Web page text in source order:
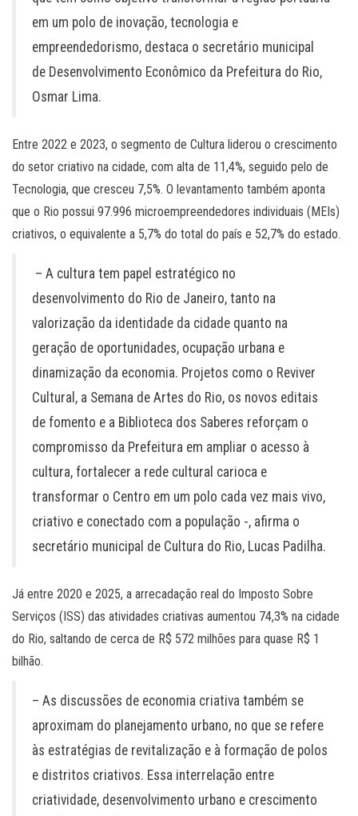
em um polo de inovação, tecnologia e
empreendedorismo, destaca o secretário municipal
de Desenvolvimento Econômico da Prefeitura do Rio,
Osmar Lima.
Entre 2022 e 2023, o segmento de Cultura liderou o crescimento
do setor criativo na cidade, com alta de 11,4%, seguido pelo de
Tecnologia, que cresceu 7,5%. O levantamento também aponta
que o Rio possui 97.996 microempreendedores individuais (MEIs)
criativos, o equivalente a 5,7% do total do país e 52,7% do estado.
– A cultura tem papel estratégico no
desenvolvimento do Rio de Janeiro, tanto na
valorização da identidade da cidade quanto na
geração de oportunidades, ocupação urbana e
dinamização da economia. Projetos como o Reviver
Cultural, a Semana de Artes do Rio, os novos editais
de fomento e a Biblioteca dos Saberes reforçam o
compromisso da Prefeitura em ampliar o acesso à
cultura, fortalecer a rede cultural carioca e
transformar o Centro em um polo cada vez mais vivo,
criativo e conectado com a população -, afirma o
secretário municipal de Cultura do Rio, Lucas Padilha.
Já entre 2020 e 2025, a arrecadação real do Imposto Sobre
Serviços (ISS) das atividades criativas aumentou 74,3% na cidade
do Rio, saltando de cerca de R$ 572 milhões para quase R$ 1
bilhão.
– As discussões de economia criativa também se
aproximam do planejamento urbano, no que se refere
às estratégias de revitalização e à formação de polos
e distritos criativos. Essa interrelação entre
criatividade, desenvolvimento urbano e crescimento